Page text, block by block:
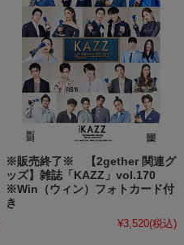
※販売終了※ 【2gether 関連グ
ッズ】雑誌「KAZZ」vol.170
※Win（ウィン）フォトカード付
き
¥3,520(税込)